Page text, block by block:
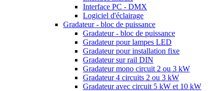
Interface PC - DMX
Logiciel d'éclairage
Gradateur - bloc de puissance
Gradateur - bloc de puissance
Gradateur pour lampes LED
Gradateur pour installation fixe
Gradateur sur rail DIN
Gradateur mono circuit 2 ou 3 kW
Gradateur 4 circuits 2 ou 3 kW
Gradateur avec circuit 5 kW et 10 kW